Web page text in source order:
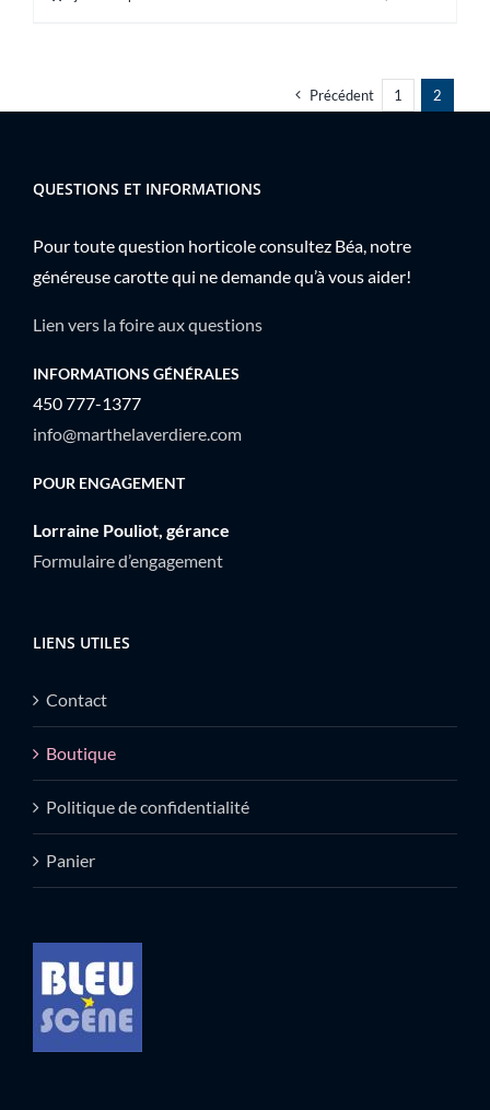
Précédent 1 2
QUESTIONS ET INFORMATIONS
Pour toute question horticole consultez Béa, notre
généreuse carotte qui ne demande qu’à vous aider!
Lien vers la foire aux questions
INFORMATIONS GÉNÉRALES
450 777-1377
info@marthelaverdiere.com
POUR ENGAGEMENT
Lorraine Pouliot, gérance
Formulaire d’engagement
LIENS UTILES
Contact
Boutique
Politique de confidentialité
Panier